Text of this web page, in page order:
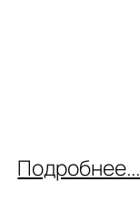
Подробнее...